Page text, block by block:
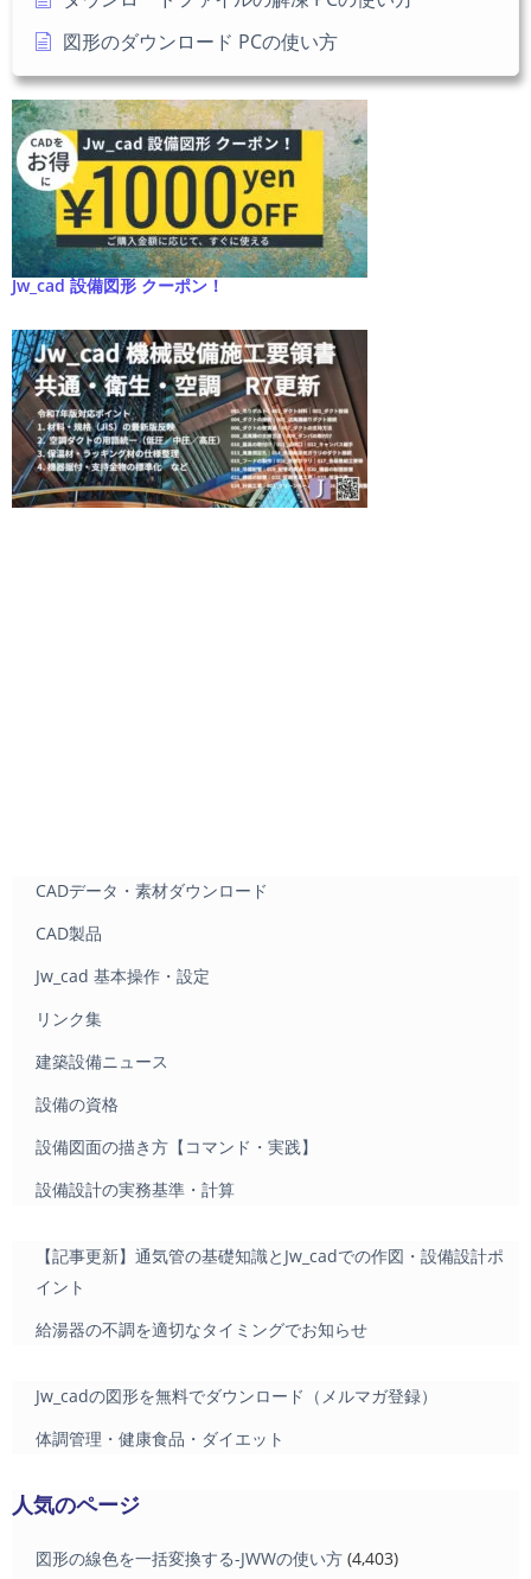
図形のダウンロード PCの使い方
Jw_cad 設備図形 クーポン！
CADデータ・素材ダウンロード
CAD製品
Jw_cad 基本操作・設定
リンク集
建築設備ニュース
設備の資格
設備図面の描き方【コマンド・実践】
設備設計の実務基準・計算
【記事更新】通気管の基礎知識とJw_cadでの作図・設備設計ポ
イント
給湯器の不調を適切なタイミングでお知らせ
Jw_cadの図形を無料でダウンロード（メルマガ登録）
体調管理・健康食品・ダイエット
人気のページ
図形の線色を一括変換する-JWWの使い方 (4,403)